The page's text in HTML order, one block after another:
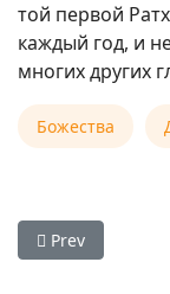
той первой
каждый год, и
многих других
Божества
Previous article:
Prev